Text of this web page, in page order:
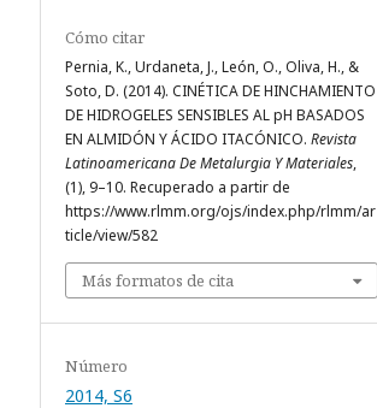
Cómo citar
Pernia, K., Urdaneta, J., León, O., Oliva, H., &
Soto, D. (2014). CINÉTICA DE HINCHAMIENTO
DE HIDROGELES SENSIBLES AL pH BASADOS
EN ALMIDÓN Y ÁCIDO ITACÓNICO. Revista
Latinoamericana De Metalurgia Y Materiales,
(1), 9–10. Recuperado a partir de
https://www.rlmm.org/ojs/index.php/rlmm/ar
ticle/view/582
Más formatos de cita
Número
2014, S6